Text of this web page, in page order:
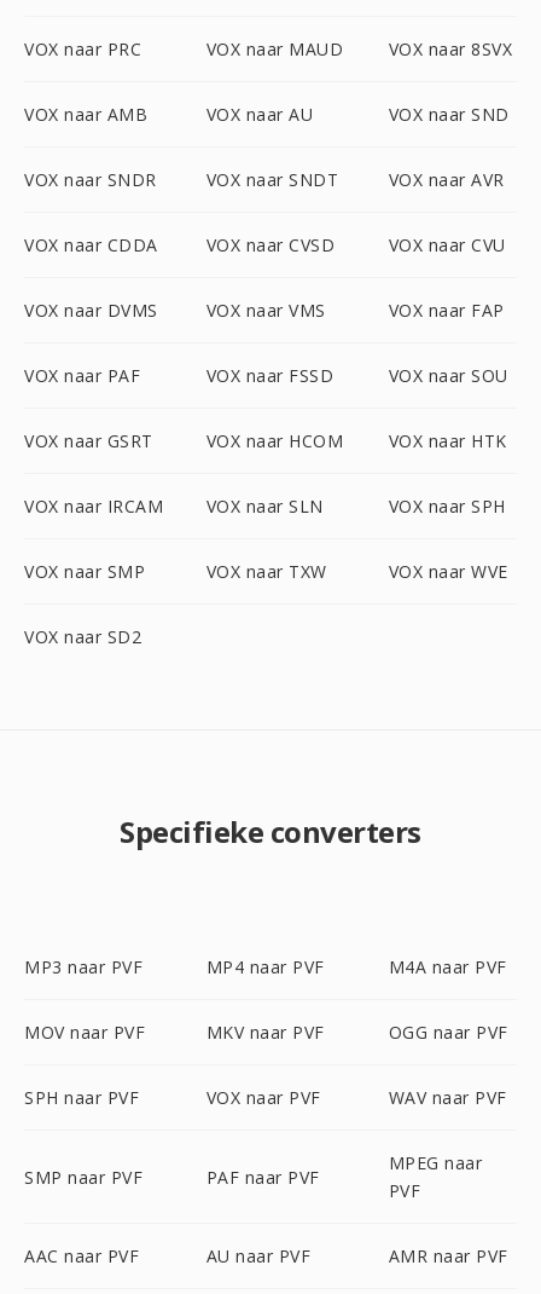
VOX naar PRC VOX naar MAUD VOX naar 8SVX
VOX naar AMB VOX naar AU VOX naar SND
VOX naar SNDR VOX naar SNDT VOX naar AVR
VOX naar CDDA VOX naar CVSD VOX naar CVU
VOX naar DVMS VOX naar VMS VOX naar FAP
VOX naar PAF VOX naar FSSD VOX naar SOU
VOX naar GSRT VOX naar HCOM VOX naar HTK
VOX naar IRCAM VOX naar SLN VOX naar SPH
VOX naar SMP VOX naar TXW VOX naar WVE
VOX naar SD2
Specifieke converters
MP3 naar PVF MP4 naar PVF M4A naar PVF
MOV naar PVF MKV naar PVF OGG naar PVF
SPH naar PVF VOX naar PVF WAV naar PVF
SMP naar PVF PAF naar PVF
MPEG naar
PVF
AAC naar PVF AU naar PVF AMR naar PVF